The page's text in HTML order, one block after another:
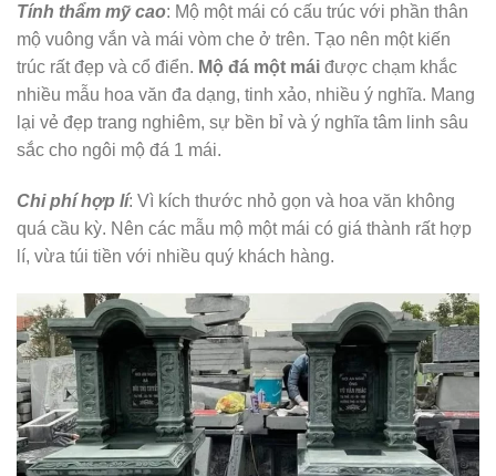
Tính thẩm mỹ cao: Mộ một mái có cấu trúc với phần thân
mộ vuông vắn và mái vòm che ở trên. Tạo nên một kiến
trúc rất đẹp và cổ điển. Mộ đá một mái được chạm khắc
nhiều mẫu hoa văn đa dạng, tinh xảo, nhiều ý nghĩa. Mang
lại vẻ đẹp trang nghiêm, sự bền bỉ và ý nghĩa tâm linh sâu
sắc cho ngôi mộ đá 1 mái.
Chi phí hợp lí: Vì kích thước nhỏ gọn và hoa văn không
quá cầu kỳ. Nên các mẫu mộ một mái có giá thành rất hợp
lí, vừa túi tiền với nhiều quý khách hàng.